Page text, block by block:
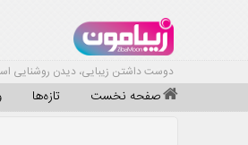
دوست داشتن زیبایی، دیدن روشنایی
صفحه نخست تازه‌ها